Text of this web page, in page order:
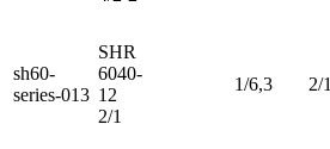
sh60-
series-013
SHR
6040-
12
2/1
1/6,3 2/1